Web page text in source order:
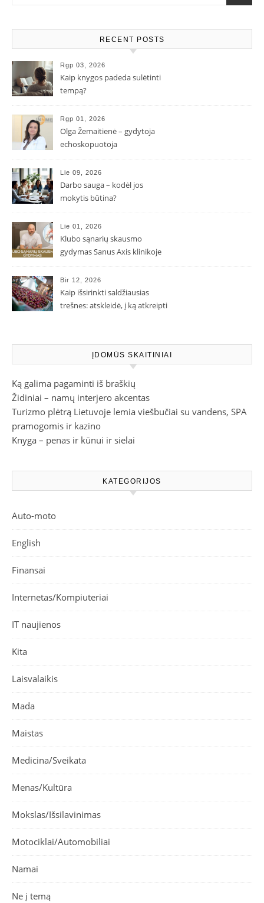
RECENT POSTS
Rgp 03, 2026
Kaip knygos padeda sulėtinti
tempą?
Rgp 01, 2026
Olga Žemaitienė – gydytoja
echoskopuotoja
Lie 09, 2026
Darbo sauga – kodėl jos
mokytis būtina?
Lie 01, 2026
Klubo sąnarių skausmo
gydymas Sanus Axis klinikoje
Bir 12, 2026
Kaip išsirinkti saldžiausias
trešnes: atskleidė, į ką atkreipti
ĮDOMŪS SKAITINIAI
Ką galima pagaminti iš braškių
Židiniai – namų interjero akcentas
Turizmo plėtrą Lietuvoje lemia viešbučiai su vandens, SPA
pramogomis ir kazino
Knyga – penas ir kūnui ir sielai
KATEGORIJOS
Auto-moto
English
Finansai
Internetas/Kompiuteriai
IT naujienos
Kita
Laisvalaikis
Mada
Maistas
Medicina/Sveikata
Menas/Kultūra
Mokslas/Išsilavinimas
Motociklai/Automobiliai
Namai
Ne į temą